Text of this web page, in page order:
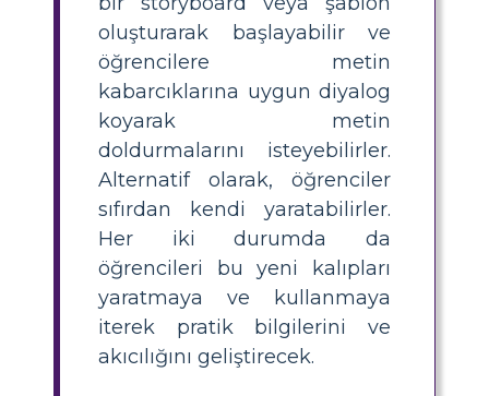
oluşturarak başlayabilir ve
öğrencilere metin
kabarcıklarına uygun diyalog
koyarak metin
doldurmalarını isteyebilirler.
Alternatif olarak, öğrenciler
sıfırdan kendi yaratabilirler.
Her iki durumda da
öğrencileri bu yeni kalıpları
yaratmaya ve kullanmaya
iterek pratik bilgilerini ve
akıcılığını geliştirecek.